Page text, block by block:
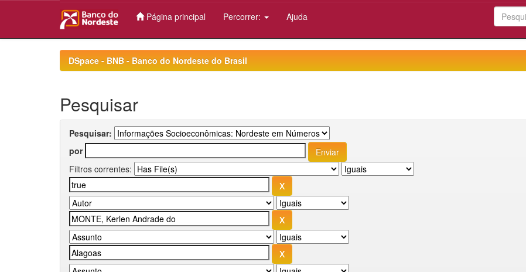
Página principal Percorrer: Ajuda
DSpace - BNB - Banco do Nordeste do Brasil
Pesquisar
Pesquisar:
por
Filtros correntes: